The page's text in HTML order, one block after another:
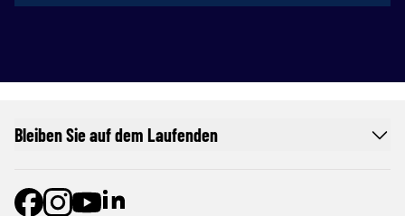
Bleiben Sie auf dem Laufenden